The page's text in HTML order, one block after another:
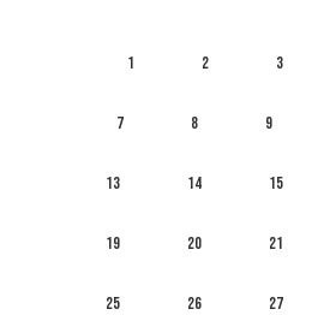
1 2 3
7 8 9
13 14 15
19 20 21
25 26 27